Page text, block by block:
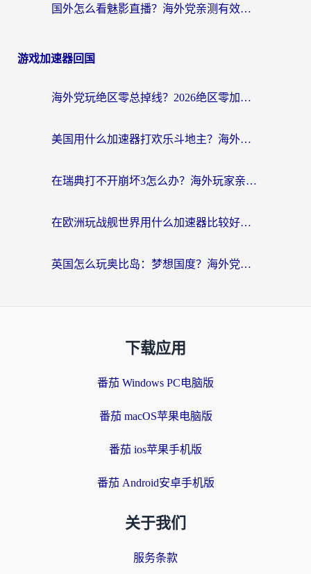
国外怎么看魅影直播？海外党亲测有效的回国加速指南（附听歌、看央视VIP技巧）
游戏加速器回国
海外党玩绝区零总掉线？2026绝区零加速器推荐+跨平台国服游戏加速攻略
美国用什么加速器打欢乐斗地主？海外党亲测有效的国服游戏加速指南
在瑞典打不开崩坏3怎么办？海外玩家亲测有效的国服游戏加速指南
在欧洲玩战舰世界用什么加速器比较好用？老玩家亲测有效的低延迟方案
英国怎么玩奥比岛：梦想国度？海外党不卡攻略+加速器选择秘籍
下载应用
番茄 Windows PC电脑版
番茄 macOS苹果电脑版
番茄 ios苹果手机版
番茄 Android安卓手机版
关于我们
服务条款